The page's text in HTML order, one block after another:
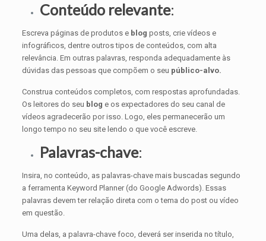
Conteúdo relevante:
Escreva páginas de produtos e blog posts, crie vídeos e
infográficos, dentre outros tipos de conteúdos, com alta
relevância. Em outras palavras, responda adequadamente às
dúvidas das pessoas que compõem o seu público-alvo.
Construa conteúdos completos, com respostas aprofundadas.
Os leitores do seu blog e os expectadores do seu canal de
vídeos agradecerão por isso. Logo, eles permanecerão um
longo tempo no seu site lendo o que você escreve.
Palavras-chave:
Insira, no conteúdo, as palavras-chave mais buscadas segundo
a ferramenta Keyword Planner (do Google Adwords). Essas
palavras devem ter relação direta com o tema do post ou vídeo
em questão.
Uma delas, a palavra-chave foco, deverá ser inserida no título,